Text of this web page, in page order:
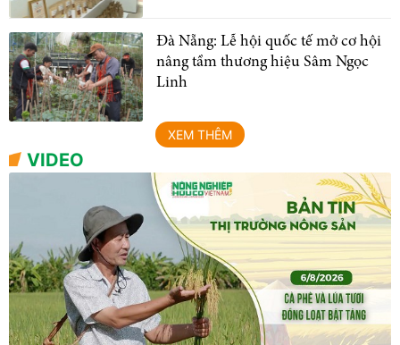
Đà Nẵng: Lễ hội quốc tế mở cơ hội
nâng tầm thương hiệu Sâm Ngọc
Linh
XEM THÊM
VIDEO